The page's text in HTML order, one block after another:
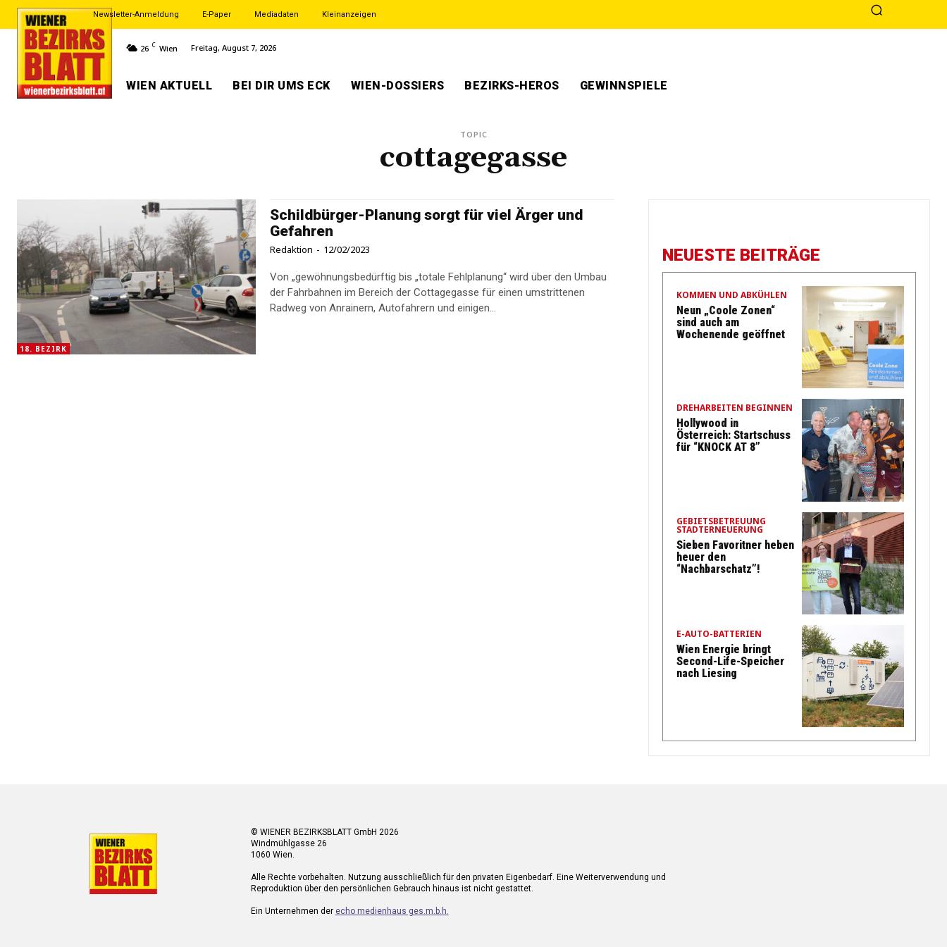
Newsletter-Anmeldung E-Paper Mediadaten Kleinanzeigen
26 C Wien Freitag, August 7, 2026
WIEN AKTUELL BEI DIR UMS ECK WIEN-DOSSIERS BEZIRKS-HEROS GEWINNSPIELE
TOPIC
cottagegasse
18. BEZIRK
Schildbürger-Planung ­sorgt für viel Ärger und
Gefahren
Redaktion - 12/02/2023
Von „gewöhnungs­bedürftig bis „totale Fehlplanung“ wird über den Umbau
der Fahrbahnen im Bereich der Cottagegasse für einen umstrittenen
Radweg von Anrainern, Autofahrern und einigen...
NEUESTE BEITRÄGE
KOMMEN UND ABKÜHLEN
Neun „Coole Zonen“
sind auch am
Wochenende geöffnet
DREHARBEITEN BEGINNEN
Hollywood in
Österreich: Startschuss
für “KNOCK AT 8”
GEBIETSBETREUUNG
STADTERNEUERUNG
Sieben Favoritner heben
heuer den
“Nachbarschatz”!
E-AUTO-BATTERIEN
Wien Energie bringt
Second-Life-Speicher
nach Liesing
© WIENER BEZIRKSBLATT GmbH 2026
Windmühlgasse 26
1060 Wien.
Alle Rechte vorbehalten. Nutzung ausschließlich für den privaten Eigenbedarf. Eine Weiterverwendung und
Reproduktion über den persönlichen Gebrauch hinaus ist nicht gestattet.
Ein Unternehmen der echo medienhaus ges.m.b.h.